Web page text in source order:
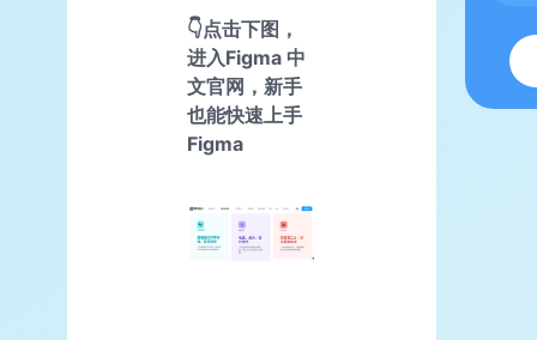
👇点击下图，
进入Figma 中
文官网，新手
也能快速上手
Figma